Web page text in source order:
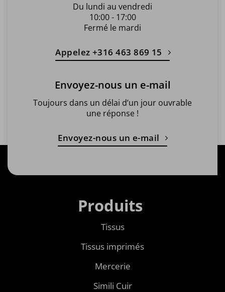
Du lundi au vendredi
10:00 - 17:00
Fermé le mardi
Appelez +316 463 869 15
Envoyez-nous un e-mail
Toujours dans un délai d’un jour ouvrable
une réponse !
Envoyez-nous un e-mail
Produits
Tissus
Tissus imprimés
Mercerie
Simili Cuir